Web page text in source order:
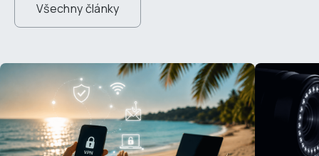
Všechny články